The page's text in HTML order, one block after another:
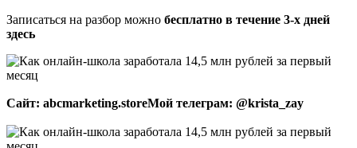
Записаться на разбор можно бесплатно в течение 3-х дней
здесь
Сайт: abcmarketing.storeㅤМой телеграм: @krista_zay